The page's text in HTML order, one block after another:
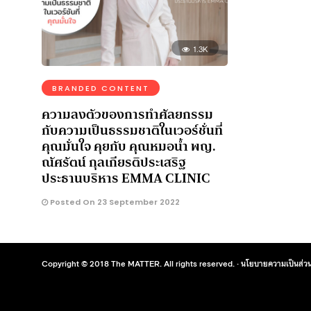
1.3K
BRANDED CONTENT
ความลงตัวของการทำศัลยกรรม
กับความเป็นธรรมชาติในเวอร์ชั่นที่
คุณมั่นใจ คุยกับ คุณหมอน้ำ พญ.
ณัศรัตน์ กุลเกียรติประเสริฐ
ประธานบริหาร EMMA CLINIC
Posted On 23 September 2022
Copyright © 2018 The MATTER. All rights reserved. ·นโยบายความเป็นส่ว